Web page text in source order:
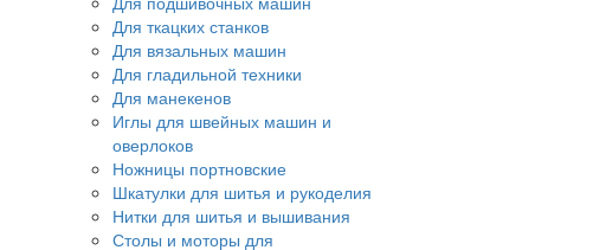
Для ткацких станков
Для вязальных машин
Для гладильной техники
Для манекенов
Иглы для швейных машин и
оверлоков
Ножницы портновские
Шкатулки для шитья и рукоделия
Нитки для шитья и вышивания
Столы и моторы для